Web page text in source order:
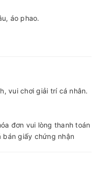
áo phao.
vui chơi giải trí cá nhân.
đơn vui lòng thanh toán
bán giấy chứng nhận